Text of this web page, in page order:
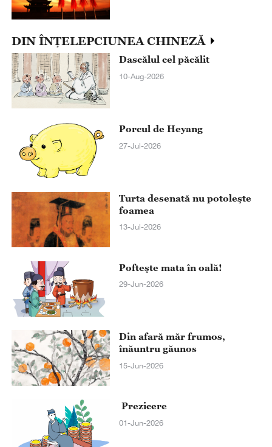
DIN ÎNȚELEPCIUNEA CHINEZĂ
Dascălul cel păcălit
10-Aug-2026
Porcul de Heyang
27-Jul-2026
Turta desenată nu potoleşte
foamea
13-Jul-2026
Pofteşte mata în oală!
29-Jun-2026
Din afară măr frumos,
înăuntru găunos
15-Jun-2026
Prezicere
01-Jun-2026